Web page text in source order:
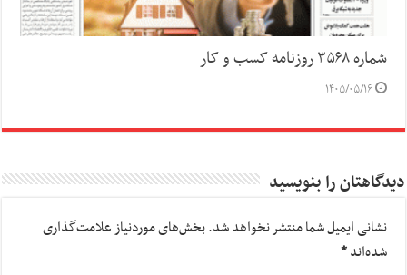
شماره ۳۵۶۸ روزنامه کسب و کار
۱۴۰۵/۰۵/۱۶
دیدگاهتان را بنویسید
نشانی ایمیل شما منتشر نخواهد شد.بخش‌های موردنیاز علامت‌گذاری
شده‌اند*